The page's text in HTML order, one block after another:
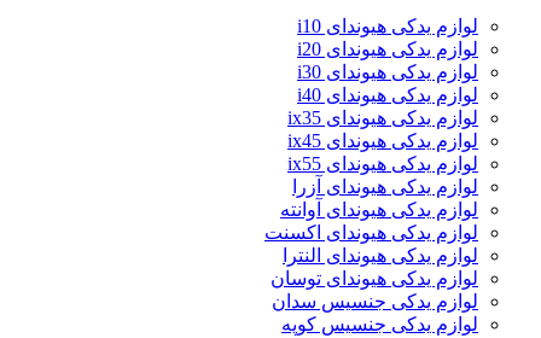
لوازم یدکی هیوندای i10
لوازم یدکی هیوندای i20
لوازم یدکی هیوندای i30
لوازم یدکی هیوندای i40
لوازم یدکی هیوندای ix35
لوازم یدکی هیوندای ix45
لوازم یدکی هیوندای ix55
لوازم یدکی هیوندای آزرا
لوازم یدکی هیوندای آوانته
لوازم یدکی هیوندای اکسنت
لوازم یدکی هیوندای النترا
لوازم یدکی هیوندای توسان
لوازم یدکی جنسیس سدان
لوازم یدکی جنسیس کوپه